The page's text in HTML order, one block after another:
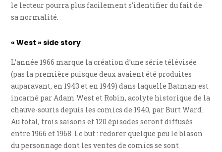
le lecteur pourra plus facilement s’identifier du fait de
sa normalité.
« West » side story
L’année 1966 marque la création d’une série télévisée
(pas la première puisque deux avaient été produites
auparavant, en 1943 et en 1949) dans laquelle Batman est
incarné par Adam West et Robin, acolyte historique de la
chauve-souris depuis les comics de 1940, par Burt Ward.
Au total, trois saisons et 120 épisodes seront diffusés
entre 1966 et 1968. Le but : redorer quelque peu le blason
du personnage dont les ventes de comics se sont